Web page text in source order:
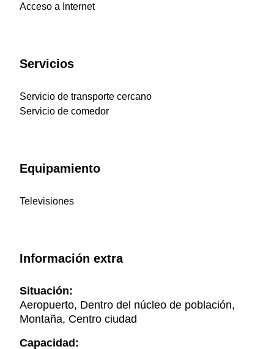
Acceso a Internet
Servicios
Servicio de transporte cercano
Servicio de comedor
Equipamiento
Televisiones
Información extra
Situación:
Aeropuerto, Dentro del núcleo de población,
Montaña, Centro ciudad
Capacidad: